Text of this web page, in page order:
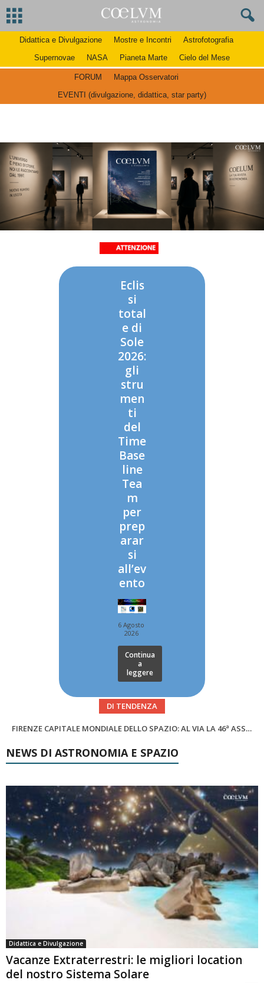
Didattica e Divulgazione Mostre e Incontri
Astrofotografia
Supernovae
NASA Pianeta Marte Cielo del Mese
FORUM
Mappa Osservatori
EVENTI (divulgazione, didattica, star party)
Eclis
si
total
e di
Sole
2026:
gli
stru
men
ti
del
Time
Base
line
Tea
m
per
prep
arar
si
all’ev
ento
6 Agosto
2026
Continua
a
leggere
DI TENDENZA
Cielo del Mese di Agosto 2026
SUPERNOVAE aggiornamenti del mese – Agosto 2026
NEWS DI ASTRONOMIA E SPAZIO
Didattica e Divulgazione
Vacanze Extraterrestri: le migliori location
del nostro Sistema Solare